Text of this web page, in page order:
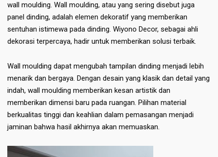
wall moulding. Wall moulding, atau yang sering disebut juga
panel dinding, adalah elemen dekoratif yang memberikan
sentuhan istimewa pada dinding. Wiyono Decor, sebagai ahli
dekorasi terpercaya, hadir untuk memberikan solusi terbaik.
Wall moulding dapat mengubah tampilan dinding menjadi lebih
menarik dan bergaya. Dengan desain yang klasik dan detail yang
indah, wall moulding memberikan kesan artistik dan
memberikan dimensi baru pada ruangan. Pilihan material
berkualitas tinggi dan keahlian dalam pemasangan menjadi
jaminan bahwa hasil akhirnya akan memuaskan.